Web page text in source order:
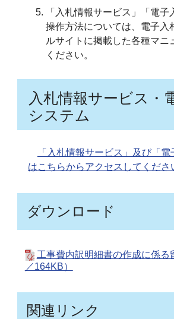
「入札情報サービス」「電
操作方法については、電子入
ルサイトに掲載した各種マニ
ください。
入札情報サービス・
システム
「入札情報サービス」及び「電
はこちらからアクセスしてくださ
ダウンロード
工事費内訳明細書の作成に係る
／164KB）
関連リンク